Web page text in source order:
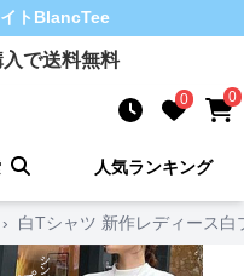
ト BlancTee
で送料無料
0 0
人気ランキング
› 白Tシャツ 新作レディース